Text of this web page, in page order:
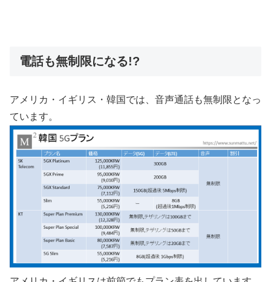
電話も無制限になる!?
アメリカ・イギリス・韓国では、音声通話も無制限となっ
ています。